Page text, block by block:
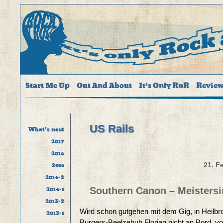
Start Me Up Out And About It‘s Only RnR
What’s next
2017
2016
2015
2014-2
2014-1
2013-2
2013-1
US Rails
21.
Southern Canon –
Wird schon gutgehen mit dem Gig, in